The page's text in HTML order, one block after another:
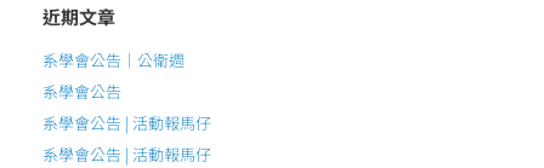
近期文章
系學會公告｜公衛週
系學會公告
系學會公告 | 活動報馬仔
系學會公告 | 活動報馬仔